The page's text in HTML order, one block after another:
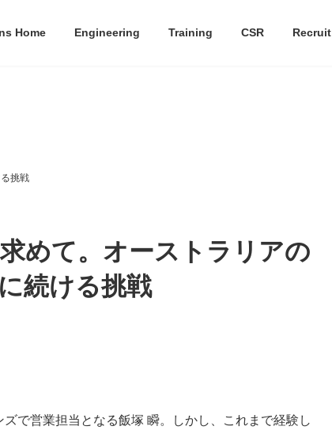
Home Engineering Training CSR Recruit
挑戦
めて。オーストラリアの
続ける挑戦
で営業担当となる飯塚 瞬。しかし、これまで経験し